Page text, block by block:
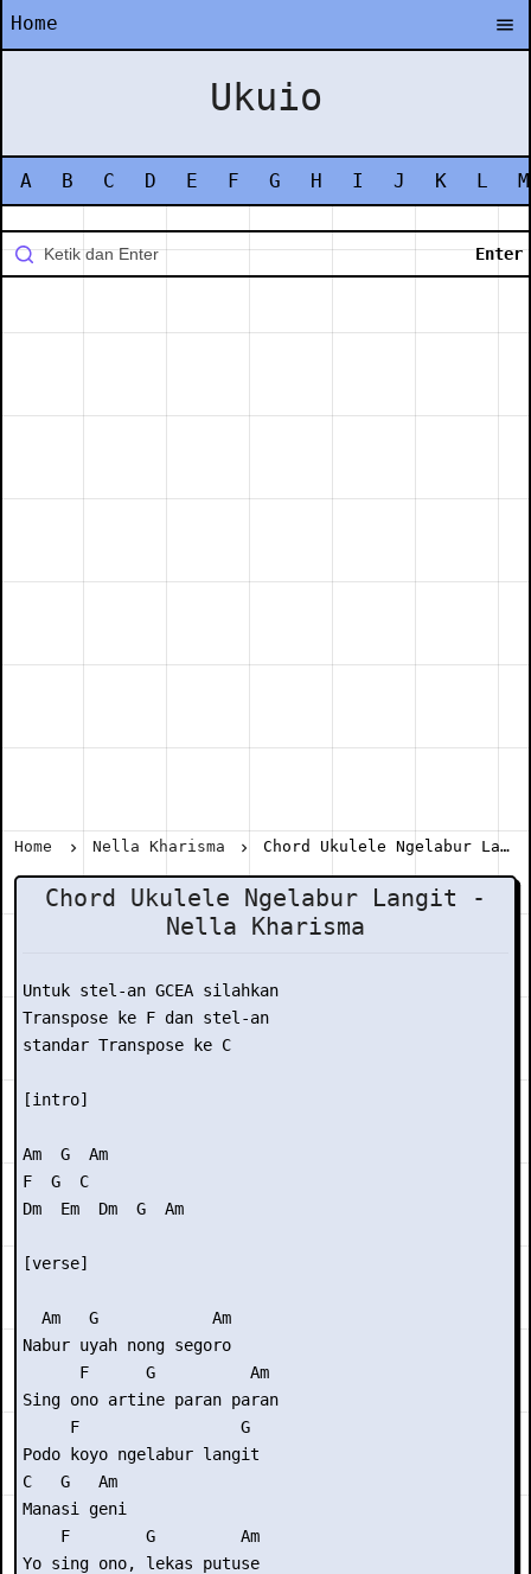
Home
Ukuio
A B C D E F G H I J K L M
Home Nella Kharisma Chord Ukulele Ngelabur Langit - Nella Kharisma
Chord Ukulele Ngelabur Langit -
Nella Kharisma
Untuk stel-an GCEA silahkan
Transpose ke F dan stel-an
standar Transpose ke C
[intro]
Am  G  Am
F  G  C
Dm  Em  Dm  G  Am
[verse]
  Am   G            Am
Nabur uyah nong segoro
      F      G          Am
Sing ono artine paran paran
     F                 G
Podo koyo ngelabur langit
C   G   Am
Manasi geni
    F        G         Am
Yo sing ono, lekas putuse